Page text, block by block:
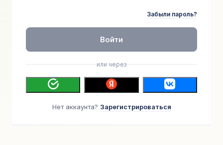
Забыли пароль?
Войти
или через
Нет аккаунта? Зарегистрироваться